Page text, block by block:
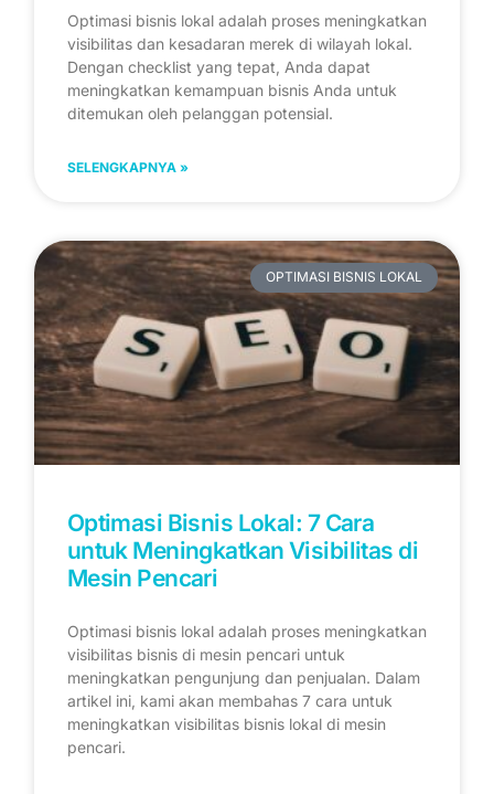
Optimasi bisnis lokal adalah proses meningkatkan
visibilitas dan kesadaran merek di wilayah lokal.
Dengan checklist yang tepat, Anda dapat
meningkatkan kemampuan bisnis Anda untuk
ditemukan oleh pelanggan potensial.
SELENGKAPNYA »
OPTIMASI BISNIS LOKAL
Optimasi Bisnis Lokal: 7 Cara
untuk Meningkatkan Visibilitas di
Mesin Pencari
Optimasi bisnis lokal adalah proses meningkatkan
visibilitas bisnis di mesin pencari untuk
meningkatkan pengunjung dan penjualan. Dalam
artikel ini, kami akan membahas 7 cara untuk
meningkatkan visibilitas bisnis lokal di mesin
pencari.